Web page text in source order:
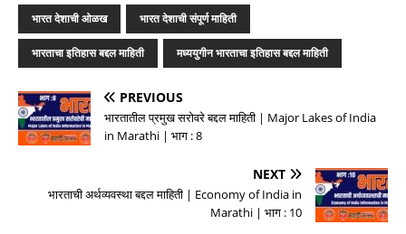
भारत देशाची ओळख भारत देशाची संपूर्ण माहिती
भारताचा इतिहास बद्दल माहिती मध्ययुगीन भारताचा इतिहास बद्दल माहिती
PREVIOUS
भारतातील प्रमुख सरोवरे बद्दल माहिती | Major Lakes of India
in Marathi | भाग : 8
NEXT
भारताची अर्थव्यवस्था बद्दल माहिती | Economy of India in
Marathi | भाग : 10